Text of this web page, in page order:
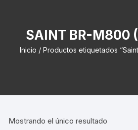
SAINT BR-M800
Inicio / Productos etiquetados
Mostrando el único resultado